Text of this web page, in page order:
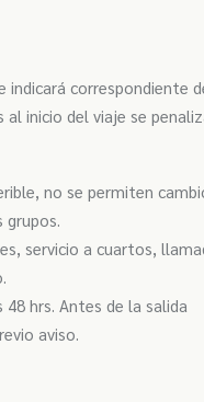
correspondiente
al inicio del viaje se
no se permiten
grupos.
servicio a cuartos,
hrs. Antes de la salida
aviso.